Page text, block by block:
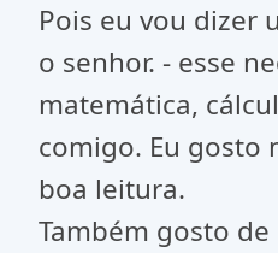
Pois eu vou dizer
o senhor. - esse
matemática,
comigo. Eu gosto
boa leitura.
Também gosto de